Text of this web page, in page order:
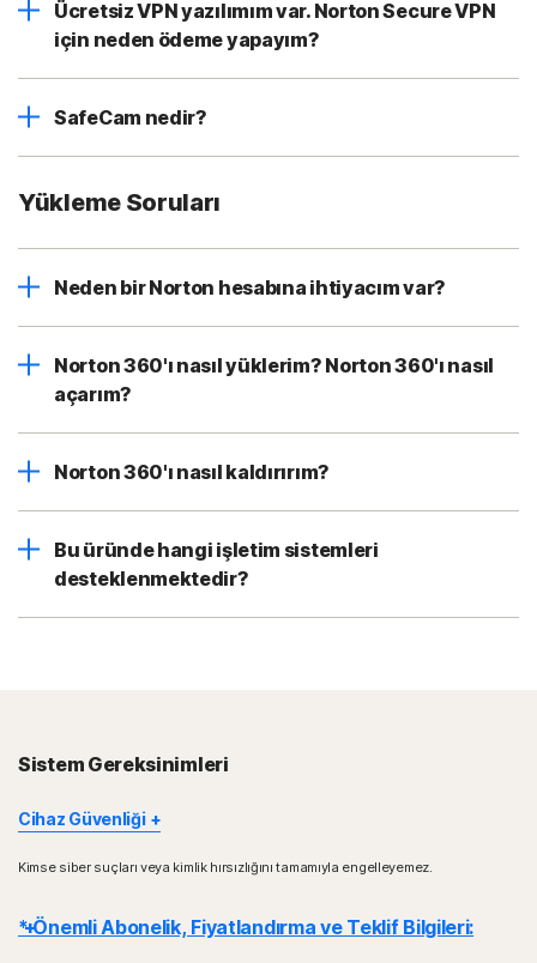
Ücretsiz VPN yazılımım var. Norton Secure VPN
için neden ödeme yapayım?
SafeCam nedir?
Yükleme Soruları
Neden bir Norton hesabına ihtiyacım var?
Norton 360'ı nasıl yüklerim? Norton 360'ı nasıl
açarım?
Norton 360'ı nasıl kaldırırım?
Bu üründe hangi işletim sistemleri
desteklenmektedir?
Sistem Gereksinimleri
Cihaz Güvenliği
Bazı özellikler her cihazda ve platformda kullanılamaz.
Windows desteği, x86/Intel ve AMD Snapdragon/ARM yonga
Kimse siber suçları veya kimlik hırsızlığını tamamıyla engelleyemez.
* Önemli Abonelik, Fiyatlandırma ve Teklif Bilgileri: